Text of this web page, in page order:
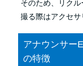
そのため、リク
撮る際はアクセサ
アナウンサー
の特徴